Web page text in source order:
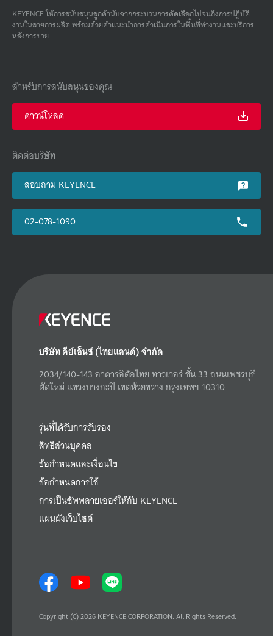
KEYENCE ให้การสนับสนุนลูกค้านับจากกระบวนการคัดเลือกไปจนถึงการปฏิบัติ
งานในสายการผลิต พร้อมด้วยคําแนะนําการดําเนินการในพื้นที่ทํางานและบริการ
หลังการขาย
สำหรับการสนับสนุนของคุณ
ดาวน์โหลด
ติดต่อบริษัท
สอบถาม KEYENCE
02-078-1090
บริษัท คีย์เอ็นซ์ (ไทยแลนด์) จำกัด
2034/140-143 อาคารอิตัลไทย ทาวเวอร์ ชั้น 33 ถนนเพชรบุรี
ตัดใหม่ แขวงบางกะปิ เขตห้วยขวาง กรุงเทพฯ 10310
รุ่นที่ได้รับการรับรอง
สิทธิส่วนบุคคล
ข้อกำหนดและเงื่อนไข
ข้อกำหนดการใช้
การเป็นซัพพลายเออร์ให้กับ KEYENCE
แผนผังเว็บไซต์
Copyright (C) 2026 KEYENCE CORPORATION. All Rights Reserved.